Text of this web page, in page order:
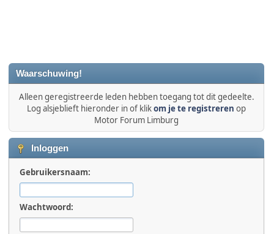
Waarschuwing!
Alleen geregistreerde leden hebben toegang tot dit gedeelte.
Log alsjeblieft hieronder in of klikom je te registreren op
Motor Forum Limburg
Inloggen
Gebruikersnaam:
Wachtwoord: